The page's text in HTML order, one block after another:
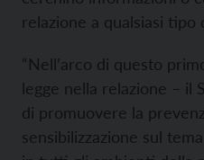
relazione a qualsiasi tipo
“Nell’arco di questo
legge nella relazione – il
di promuovere la
sensibilizzazione sul